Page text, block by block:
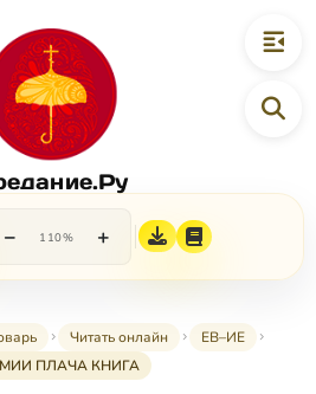
− 110% +
Читать онлайн
ЕВ–ИЕ
ПЛАЧА КНИГА